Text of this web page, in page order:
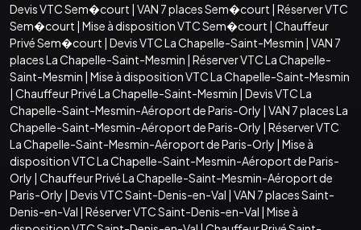
Devis VTC Sem�court | VAN 7 places Sem�court | Réserver VTC
Sem�court | Mise à disposition VTC Sem�court | Chauffeur
Privé Sem�court | Devis VTC La Chapelle-Saint-Mesmin | VAN 7
places La Chapelle-Saint-Mesmin | Réserver VTC La Chapelle-
Saint-Mesmin | Mise à disposition VTC La Chapelle-Saint-Mesmin
| Chauffeur Privé La Chapelle-Saint-Mesmin | Devis VTC La
Chapelle-Saint-Mesmin-Aéroport de Paris-Orly | VAN 7 places La
Chapelle-Saint-Mesmin-Aéroport de Paris-Orly | Réserver VTC
La Chapelle-Saint-Mesmin-Aéroport de Paris-Orly | Mise à
disposition VTC La Chapelle-Saint-Mesmin-Aéroport de Paris-
Orly | Chauffeur Privé La Chapelle-Saint-Mesmin-Aéroport de
Paris-Orly | Devis VTC Saint-Denis-en-Val | VAN 7 places Saint-
Denis-en-Val | Réserver VTC Saint-Denis-en-Val | Mise à